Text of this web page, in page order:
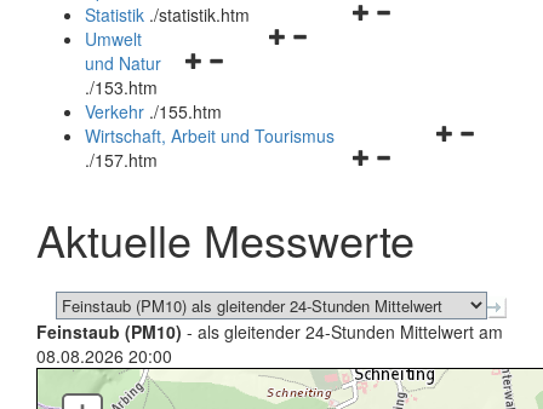
Navigationsmenü
Navigationsmenü
Statistik ./statistik.htm
Navigationsmenü
und
schließen
Umwelt
und Natur
./153.htm
Verkehr ./155.htm
Navigationsmenü
schließen
Wirtschaft, Arbeit und Tourismus
./157.htm
Aktuelle Messwerte
Feinstaub (PM10) - als gleitender 24-Stunden Mittelwert am
08.08.2026 20:00